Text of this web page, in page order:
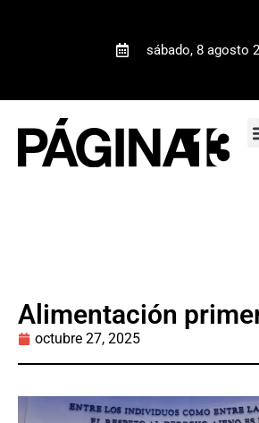
sábado, 8 agosto
Alimentación
octubre 27, 2025